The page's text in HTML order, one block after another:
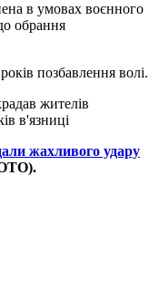
в умовах воєнного
обрання
позбавлення волі.
жахливого удару